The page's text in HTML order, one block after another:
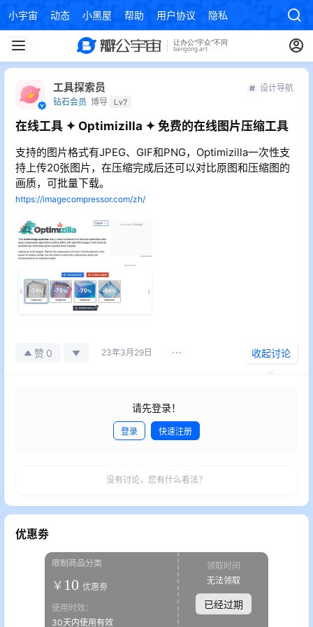
小宇宙 动态 小黑屋 帮助 用户协议 隐私政策
工具探索员
钻石会员 博导 Lv7
设计导航
在线工具 ✦ Optimizilla ✦ 免费的在线图片压缩工具
支持的图片格式有JPEG、GIF和PNG，Optimizilla一次性支
持上传20张图片，在压缩完成后还可以对比原图和压缩图的
画质，可批量下载。
https://imagecompressor.com/zh/
赞 0 23年3月29日 收起讨论
请先登录！
登录 快速注册
没有讨论，您有什么看法？
优惠劵
限制商品分类
￥ 10 优惠劵
使用时效：
30天内使用有效
领取时间
无法领取
已经过期